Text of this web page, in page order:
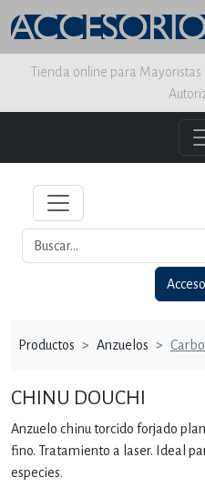
Tienda online para
Acceso
Productos Anzuelos
CHINU DOUCHI
Anzuelo chinu torcido forjado
fino. Tratamiento a laser. Ideal
especies.